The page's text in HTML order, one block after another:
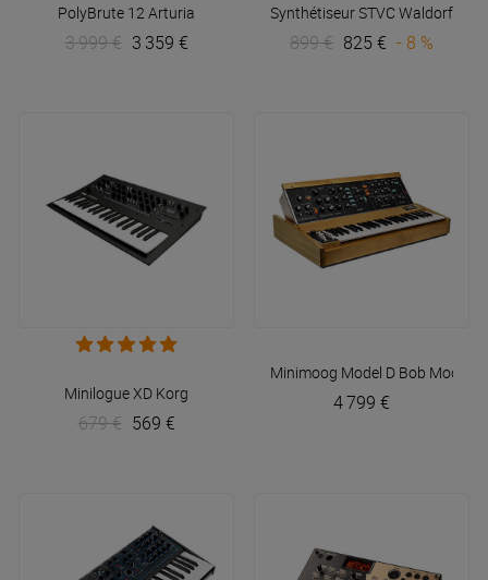
PolyBrute 12 Arturia
3 999 € 3 359 €
Synthétiseur STVC Waldorf
899 € 825 € - 8 %
Minilogue XD Korg
679 € 569 €
Minimoog Model D Bob Moog
4 799 €